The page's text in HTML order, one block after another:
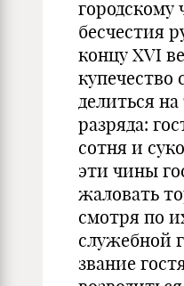
городскому
бесчестия
концу XVI
купечество
делиться
разряда:
сотня и
эти чины
жаловать
смотря по
служебной
звание